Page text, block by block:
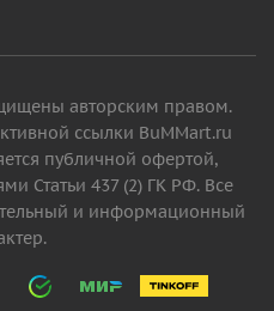
авторским правом.
ссылки BuMMart.ru
публичной офертой,
Статьи 437 (2) ГК РФ. Все
и информационный